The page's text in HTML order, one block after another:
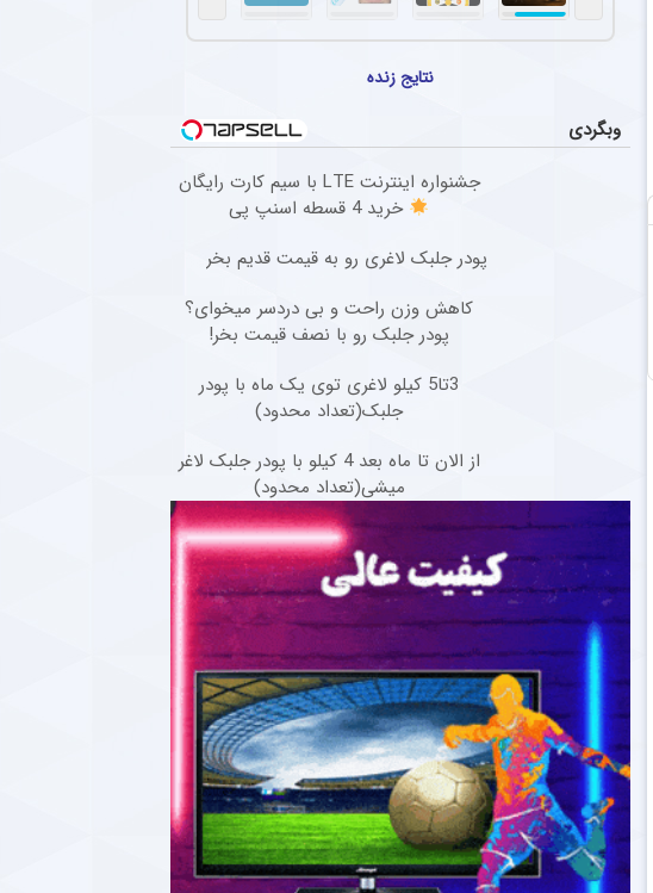
تیم فوتبال پرسپولیس در مسابقات پیش فصل شکستی نداشته و توانسته گل های زیادی را به ثمر برساند.
حذف ستاره گابنی از لیست بازیکنان استقلال به خاطر محدودیت نقل‌وانتقالاتی
دیدیه اندونگ هافبک گابنی فصل گذشته تیم فوتبال استقلال به دلیل بسته ماندن پنجره نقل‌وانتقالاتی به
تکمیل کادرفنی پرسپولیس بدون حضور مربی جدید
به نظر می‌رسد که تیم فوتبال پرسپولیس در حالی وارد مسابقات لیگ برتر خواهد شد که مربی جدیدی به
ستاره فصل گذشته آریو اسلامشهر به چادرملو ملحق شد + عکس
چادرملو ابوالفضل عیسی‌لو، وینگر چپ ۲۴ ساله سابق آریو اسلامشهر، را با قراردادی سه ساله جذب کرد.
نتایج زنده
وبگردی
جشنواره اینترنت LTE با سیم کارت رایگان
خرید 4 قسطه اسنپ پی
پودر جلبک لاغری رو به قیمت قدیم بخر
کاهش وزن راحت و بی دردسر میخوای؟
پودر جلبک رو با نصف قیمت بخر!
3تا5 کیلو لاغری توی یک ماه با پودر
جلبک(تعداد محدود)
از الان تا ماه بعد 4 کیلو با پودر جلبک لاغر
میشی(تعداد محدود)